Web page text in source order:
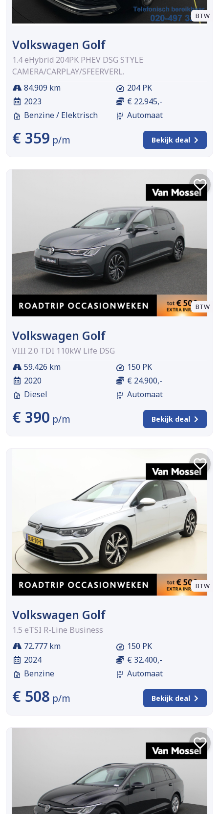
BTW
Volkswagen Golf
1.4 eHybrid 204PK PHEV DSG STYLE
CAMERA/CARPLAY/SFEERVERL.
84.909 km
2023
Benzine / Elektrisch
204 PK
€ 22.945,-
Automaat
€ 359 p/m Bekijk deal
BTW
Volkswagen Golf
VIII 2.0 TDI 110kW Life DSG
59.426 km
2020
Diesel
150 PK
€ 24.900,-
Automaat
€ 390 p/m Bekijk deal
BTW
Volkswagen Golf
1.5 eTSI R-Line Business
72.777 km
2024
Benzine
150 PK
€ 32.400,-
Automaat
€ 508 p/m Bekijk deal